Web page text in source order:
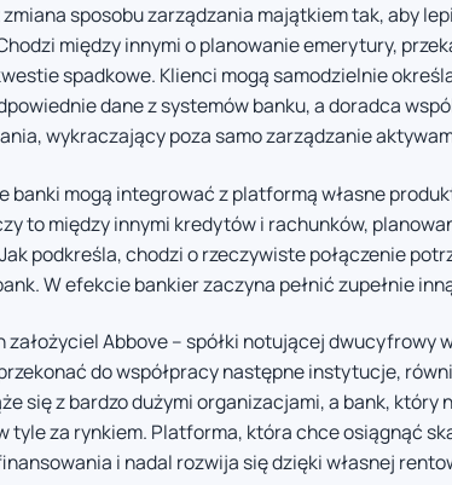
sposobu zarządzania majątkiem tak, aby
między innymi o planowanie emerytury,
spadkowe. Klienci mogą samodzielnie
dane z systemów banku, a doradca
wykraczający poza samo zarządzanie
banki mogą integrować z platformą własne
to między innymi kredytów i rachunków,
podkreśla, chodzi o rzeczywiste połączenie
W efekcie bankier zaczyna pełnić zupełnie
Abbove – spółki notującej dwucyfrowy
do współpracy następne instytucje,
się z bardzo dużymi organizacjami, a bank, który
tyle za rynkiem. Platforma, która chce osiągnąć
i nadal rozwija się dzięki własnej